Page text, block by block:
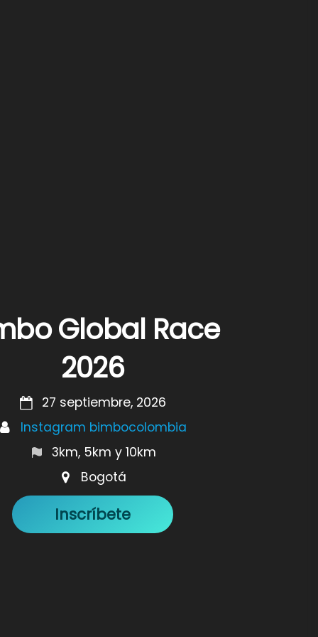
Global Race
2026
27 septiembre, 2026
Instagram bimbocolombia
3km, 5km y 10km
Bogotá
Inscríbete